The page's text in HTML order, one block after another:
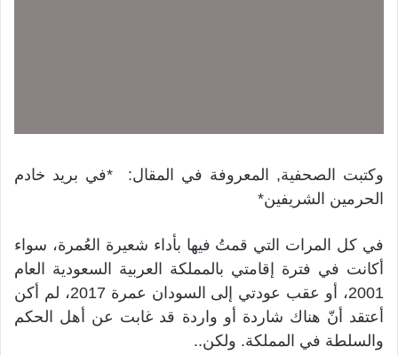
وكتبت الصحفية, المعروفة في المقال: *في بريد خادم
الحرمين الشريفين*
في كل المرات التي قمتُ فيها بأداء شعيرة العُمرة، سواء
أكانت في فترة إقامتي بالمملكة العربية السعودية العام
2001، أو عقب عودتي إلى السودان عمرة 2017، لم أكن
أعتقد أنّ هناك شاردة أو واردة قد غابت عن أهل الحكم
والسلطة في المملكة. ولكن..